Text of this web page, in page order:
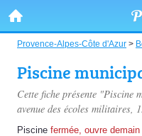
Provence-Alpes-Côte d'Azur >
Piscine
Cette fiche présente "Piscine
avenue des écoles militaires,
Piscine fermée, ouvre demain